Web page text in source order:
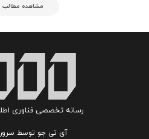
مشاهده مطالب
رسانه تخصصی فناوری
آی تی جو توسط